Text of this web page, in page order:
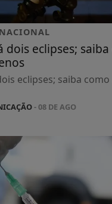
dois eclipses;
eclipses; saiba
- 08 DE AGO